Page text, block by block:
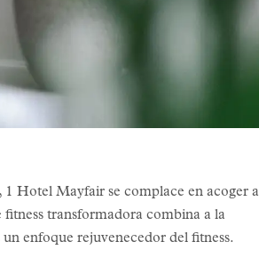
Hotel Mayfair se complace en acoger a
fitness transformadora combina a la
enfoque rejuvenecedor del fitness.